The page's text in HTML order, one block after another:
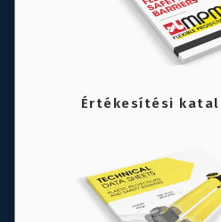
Értékesítési